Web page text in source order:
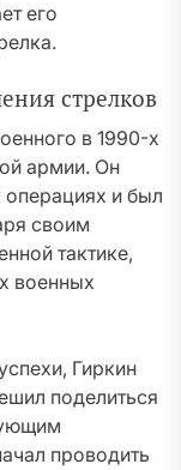
его
стрелков
в 1990-х
армии. Он
операциях и был
своим
тактике,
военных
Гиркин
поделиться
проводить